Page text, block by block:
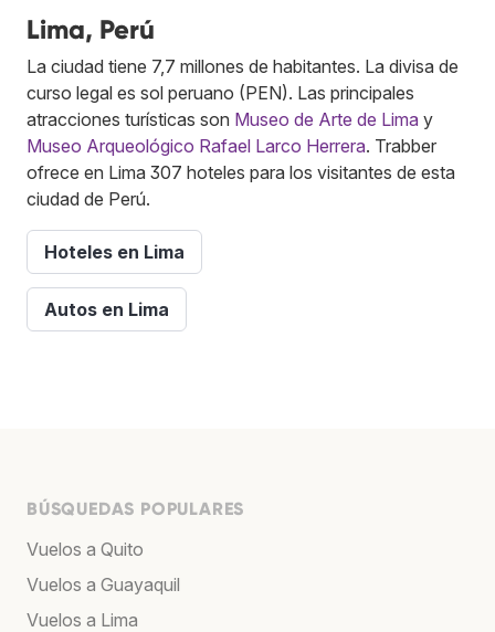
Lima, Perú
La ciudad tiene 7,7 millones de habitantes. La divisa de
curso legal es sol peruano (PEN). Las principales
atracciones turísticas son Museo de Arte de Lima y
Museo Arqueológico Rafael Larco Herrera. Trabber
ofrece en Lima 307 hoteles para los visitantes de esta
ciudad de Perú.
Hoteles en Lima
Autos en Lima
BÚSQUEDAS POPULARES
Vuelos a Quito
Vuelos a Guayaquil
Vuelos a Lima